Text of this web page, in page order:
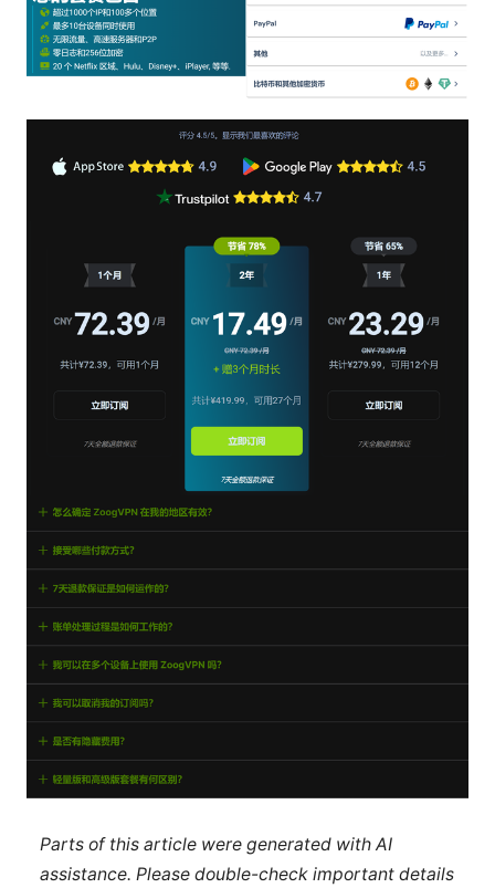
Parts of this article were generated with AI
assistance. Please double-check important details